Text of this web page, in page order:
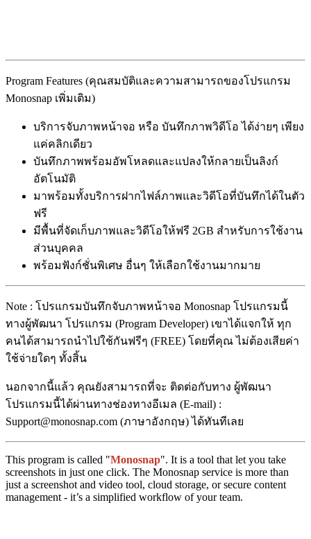
Program Features (คุณสมบัติและความสามารถของโปรแกรม
Monosnap เพิ่มเติม)
บริการจับภาพหน้าจอ หรือ บันทึกภาพวิดีโอ ได้ง่ายๆ เพียง
แค่คลิกเดียว
บันทึกภาพพร้อมอัพโหลดและแปลงให้กลายเป็นลิงก์
อัตโนมัติ
มาพร้อมทั้งบริการฝากไฟล์ภาพและวิดีโอที่บันทึกได้ในตัว
ฟรี
มีพื้นที่จัดเก็บภาพและวิดีโอให้ฟรี 2GB สำหรับการใช้งาน
ส่วนบุคคล
พร้อมฟังก์ชั่นพิเศษ อื่นๆ ให้เลือกใช้งานมากมาย
Note : โปรแกรมบันทึกจับภาพหน้าจอ Monosnap โปรแกรมนี้
ทางผู้พัฒนา โปรแกรม (Program Developer) เขาได้แจกให้ ทุก
คนได้สามารถนำไปใช้กันฟรีๆ (FREE) โดยที่คุณ ไม่ต้องเสียค่า
ใช้จ่ายใดๆ ทั้งสิ้น
นอกจากนี้แล้ว คุณยังสามารถที่จะ ติดต่อกับทาง ผู้พัฒนา
โปรแกรมนี้ได้ผ่านทางช่องทางอีเมล (E-mail) :
Support@monosnap.com (ภาษาอังกฤษ) ได้ทันทีเลย
This program is called "Monosnap". It is a tool that let you take
screenshots in just one click. The Monosnap service is more than
just a screenshot and video tool, cloud storage, or secure content
management - it’s a simplified workflow of your team.